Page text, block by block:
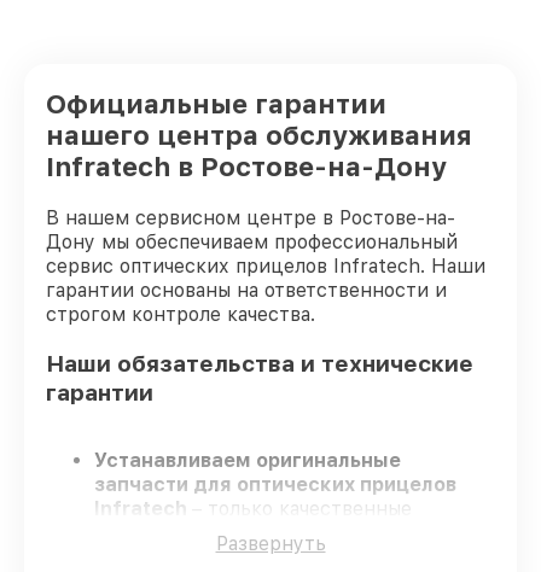
Официальные гарантии
нашего центра обслуживания
Infratech в Ростове-на-Дону
В нашем сервисном центре в Ростове-на-
Дону мы обеспечиваем профессиональный
сервис оптических прицелов Infratech. Наши
гарантии основаны на ответственности и
строгом контроле качества.
Наши обязательства и технические
гарантии
Устанавливаем оригинальные
запчасти для оптических прицелов
Infratech
– только качественные
запчасти для вашей техники.
Опытные инженеры– проходят строгий
Развернуть